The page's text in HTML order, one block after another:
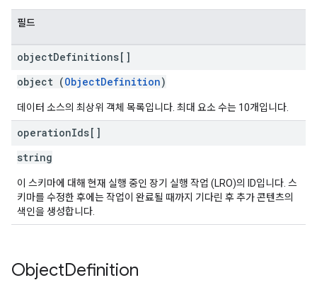
필드
objectDefinitions[]
object (ObjectDefinition)
데이터 소스의 최상위 객체 목록입니다. 최대 요소 수는 10개입니다.
operationIds[]
string
이 스키마에 대해 현재 실행 중인 장기 실행 작업 (LRO)의 ID입니다. 스
키마를 수정한 후에는 작업이 완료될 때까지 기다린 후 추가 콘텐츠의
색인을 생성합니다.
ObjectDefinition